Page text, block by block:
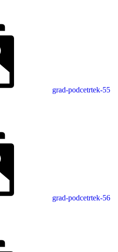
grad-podcetrtek-55
grad-podcetrtek-56